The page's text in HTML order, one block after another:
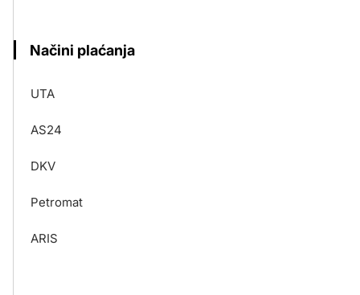
Načini plaćanja
UTA
AS24
DKV
Petromat
ARIS